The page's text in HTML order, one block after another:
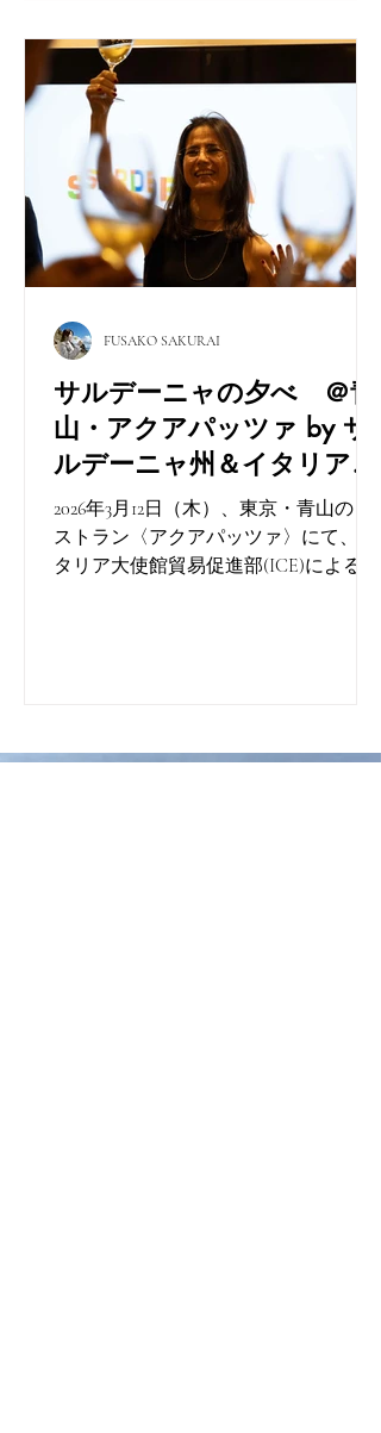
Valley)』の製品、つまりイタリアの超
高級車とモーターバイクの数々につい
ての説明があった。 なかでも特筆す
べきは、 1927〜1957年にイタリアで開
催された伝説的な1000マイル（約
1600km）の公道自動車耐久レース『 ミ
ッレミリア（Mille Miglia）』協会との
連携により、日本人コレクター所有の
「アバルト 750 ザガート」が特別展示
されたことだろう。 続いてエントラ
ンスからロビーのあちこちに、さりげ
なく展示されたファッション（イタリ
ア語でモーダという）さらに、ダイニ
ングエリアに展示されたジェラート製
造機まで幅広く紹介されていた。（出
の文末に記載） このMade in Ital
サルデーニャの夕べ ＠青
山・アクアパッツァ by サ
ルデーニャ州＆イタリア大
使館貿易促進部(ICE)
2026年3月12日（木）、東京・青山のレ
ストラン〈アクアパッツァ〉にて、イ
タリア大使館貿易促進部(ICE)による
FUSAKO SAKURAI